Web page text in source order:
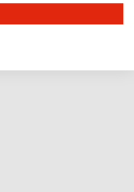
thermovoering en